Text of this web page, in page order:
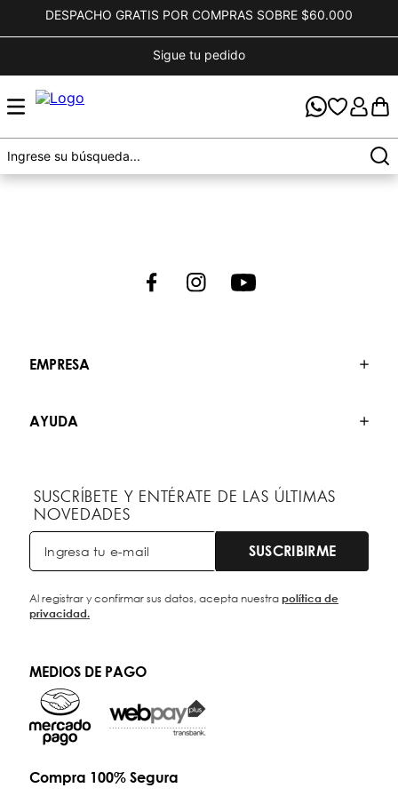
DESPACHO GRATIS POR COMPRAS SOBRE $60.000
Sigue tu pedido
EMPRESA
AYUDA
SUSCRÍBETE Y ENTÉRATE DE LAS ÚLTIMAS
NOVEDADES
SUSCRIBIRME
Al registrar y confirmar sus datos, acepta nuestrapolítica de
privacidad.
MEDIOS DE PAGO
Compra 100% Segura